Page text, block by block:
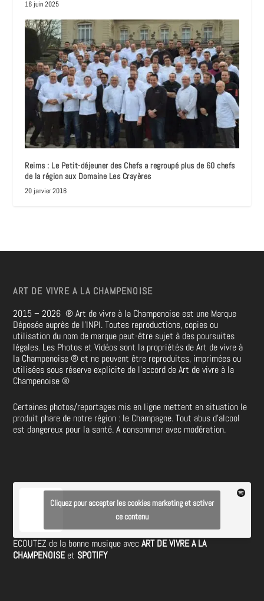
16 juin 2025
Reims : Le Petit-déjeuner des Chefs a regroupé plus de 60 chefs
de la région aux Domaine Les Crayères
20 janvier 2016
ART DE VIVRE A LA CHAMPENOISE
2015 – 2026®Art de vivre à la Champenoise est une Marque
Déposée auprès de l’INPI. Toutes reproductions, copies ou
utilisation du nom de marque peut-être sujet à des poursuites
légales. Les Photos et Vidéos sont la propriétés de Art de vivre à
la Champenoise® et ne peuvent être reproduites, imprimées ou
utilisées sous réserve explicite de l’accord de Art de vivre à la
Champenoise®
Certaines photos/reportages mis en ligne mettent en situation le
produit phare de notre région : le Champagne. Tout abus d’alcool
est dangereux pour la santé. A consommer avec modération.
Cliquez pour accepter les cookies marketing et activer
ce contenu
ECOUTEZ de la bonne musique avecART DE VIVRE A LA
CHAMPENOISEet SPOTIFY